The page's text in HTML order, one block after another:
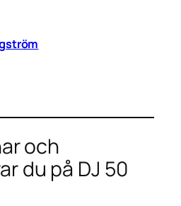
och
du på DJ 50